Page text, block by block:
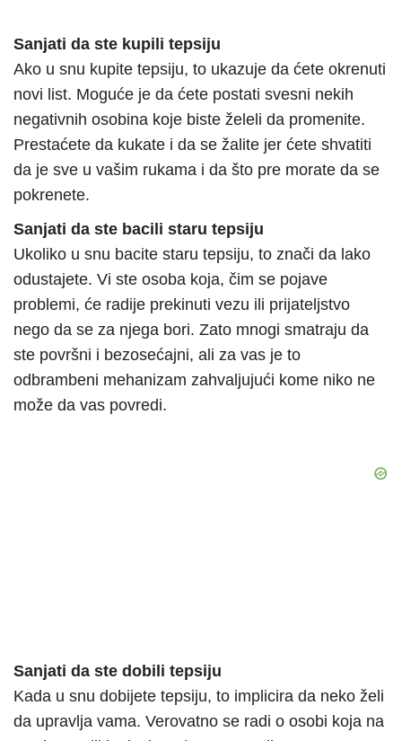
Sanjati da ste kupili tepsiju
Ako u snu kupite tepsiju, to ukazuje da ćete okrenuti
novi list. Moguće je da ćete postati svesni nekih
negativnih osobina koje biste želeli da promenite.
Prestaćete da kukate i da se žalite jer ćete shvatiti
da je sve u vašim rukama i da što pre morate da se
pokrenete.
Sanjati da ste bacili staru tepsiju
Ukoliko u snu bacite staru tepsiju, to znači da lako
odustajete. Vi ste osoba koja, čim se pojave
problemi, će radije prekinuti vezu ili prijateljstvo
nego da se za njega bori. Zato mnogi smatraju da
ste površni i bezosećajni, ali za vas je to
odbrambeni mehanizam zahvaljujući kome niko ne
može da vas povredi.
Sanjati da ste dobili tepsiju
Kada u snu dobijete tepsiju, to implicira da neko želi
da upravlja vama. Verovatno se radi o osobi koja na